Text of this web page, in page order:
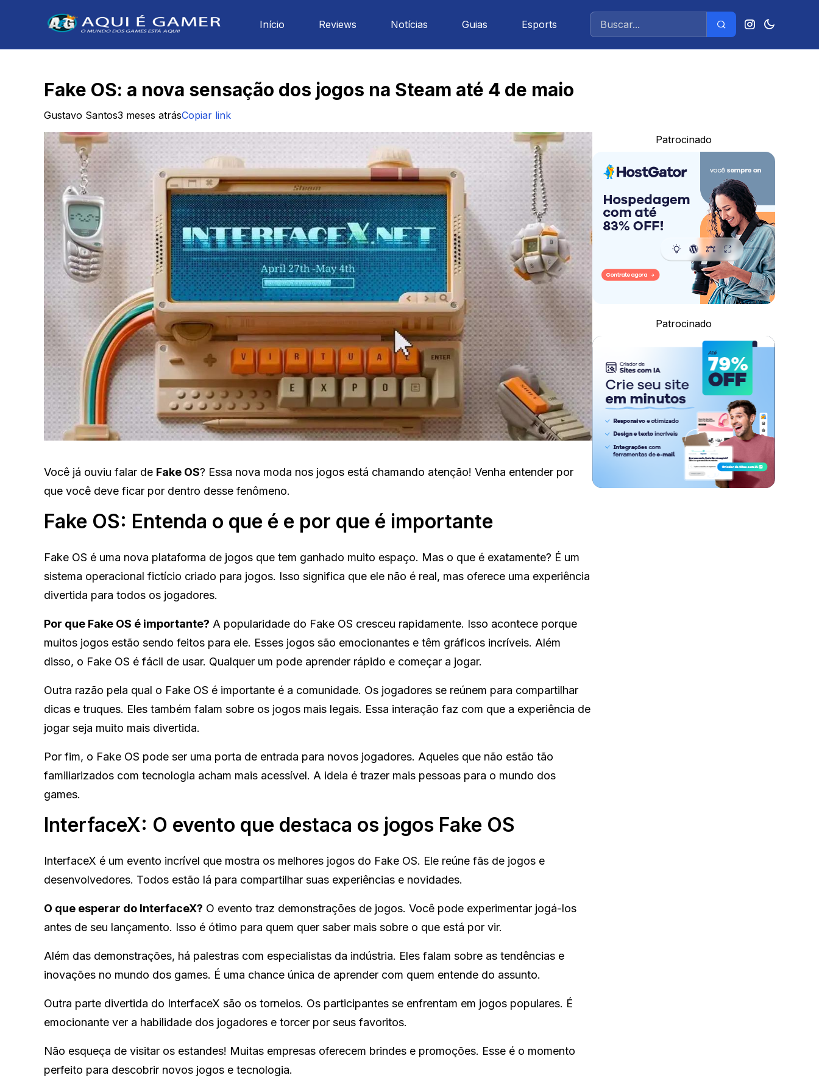
Início Reviews Notícias Guias Esports
Fake OS: a nova sensação dos jogos na Steam até 4 de maio
Gustavo Santos3 meses atrásCopiar link
Você já ouviu falar de Fake OS? Essa nova moda nos jogos está chamando atenção! Venha entender por
que você deve ficar por dentro desse fenômeno.
Fake OS: Entenda o que é e por que é importante
Fake OS é uma nova plataforma de jogos que tem ganhado muito espaço. Mas o que é exatamente? É um
sistema operacional fictício criado para jogos. Isso significa que ele não é real, mas oferece uma experiência
divertida para todos os jogadores.
Por que Fake OS é importante? A popularidade do Fake OS cresceu rapidamente. Isso acontece porque
muitos jogos estão sendo feitos para ele. Esses jogos são emocionantes e têm gráficos incríveis. Além
disso, o Fake OS é fácil de usar. Qualquer um pode aprender rápido e começar a jogar.
Outra razão pela qual o Fake OS é importante é a comunidade. Os jogadores se reúnem para compartilhar
dicas e truques. Eles também falam sobre os jogos mais legais. Essa interação faz com que a experiência de
jogar seja muito mais divertida.
Por fim, o Fake OS pode ser uma porta de entrada para novos jogadores. Aqueles que não estão tão
familiarizados com tecnologia acham mais acessível. A ideia é trazer mais pessoas para o mundo dos
games.
InterfaceX: O evento que destaca os jogos Fake OS
InterfaceX é um evento incrível que mostra os melhores jogos do Fake OS. Ele reúne fãs de jogos e
desenvolvedores. Todos estão lá para compartilhar suas experiências e novidades.
O que esperar do InterfaceX? O evento traz demonstrações de jogos. Você pode experimentar jogá-los
antes de seu lançamento. Isso é ótimo para quem quer saber mais sobre o que está por vir.
Além das demonstrações, há palestras com especialistas da indústria. Eles falam sobre as tendências e
inovações no mundo dos games. É uma chance única de aprender com quem entende do assunto.
Outra parte divertida do InterfaceX são os torneios. Os participantes se enfrentam em jogos populares. É
emocionante ver a habilidade dos jogadores e torcer por seus favoritos.
Não esqueça de visitar os estandes! Muitas empresas oferecem brindes e promoções. Esse é o momento
perfeito para descobrir novos jogos e tecnologia.
Patrocinado
Patrocinado